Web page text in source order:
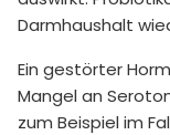
Darmhaushalt
Ein gestörter
Mangel an
zum Beispiel im